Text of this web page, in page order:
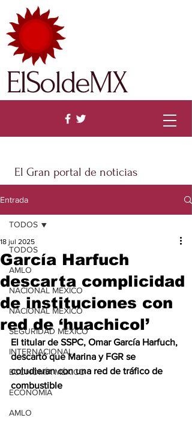
El Gran portal de noticias
ElSoldeMX
Entrada
TODOS
AMLO
NACIONAL MÉXICO
NACIONAL MÉXICO
SEGURIDAD MÉXICO
INTERNACIONAL
ECONOMÍA MÉXICO
ECONOMÍA
AMLO
TODOS
García Harfuch
descarta complicidad
de instituciones con
red de ‘huachicol’
18 jul 2025
El titular de SSPC, Omar García Harfuch,
descartó que Marina y FGR se
coludieran con una red de tráfico de
combustible